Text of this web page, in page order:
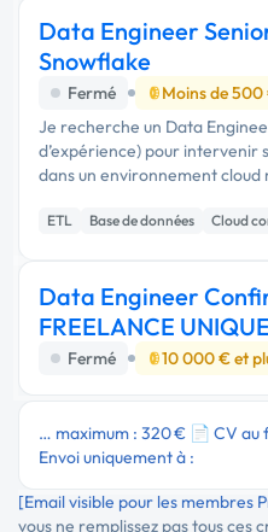
Data Engineer
Snowflake
Fermé Moins de
Je recherche un Data
d’expérience) pour intervenir
dans un environnement
transformation de …
ETL Base de données Cloud
Data Engineer
FREELANCE
Fermé 10 000 € et
… maximum : 320 € 📄 CV
Envoi uniquement à :
[Email visible pour les membres
vous ne remplissez pas tous ces